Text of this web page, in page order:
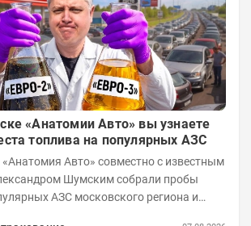
«Анатомии Авто» вы узнаете
топлива на популярных АЗС
Авто» совместно с известным
Шумским собрали пробы
АЗС московского региона и